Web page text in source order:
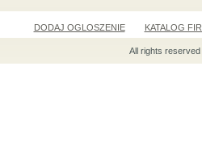
DODAJ OGLOSZENIE KATALOG
All rights